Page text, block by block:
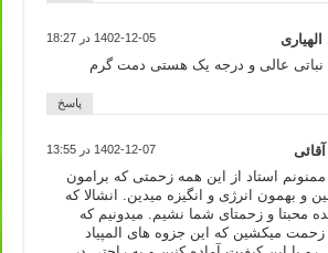
1402-12-05 در 18:27
نباتی عالی و درجه یک هستی دمت گرم
پاسخ
1402-12-07 در 13:55
استاد از این همه زحمتی که برامون
و بهمون انرژی و انگیزه میدین. انشالا که
محبتا و زحمتای شما نشیم. میدونیم که
میکشین که این جزوه های المپیاد